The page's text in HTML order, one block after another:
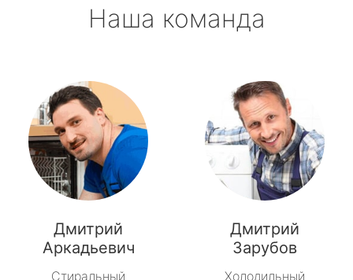
Наша команда
Дмитрий
Аркадьевич
Стиральный
Дмитрий
Зарубов
Холодильный